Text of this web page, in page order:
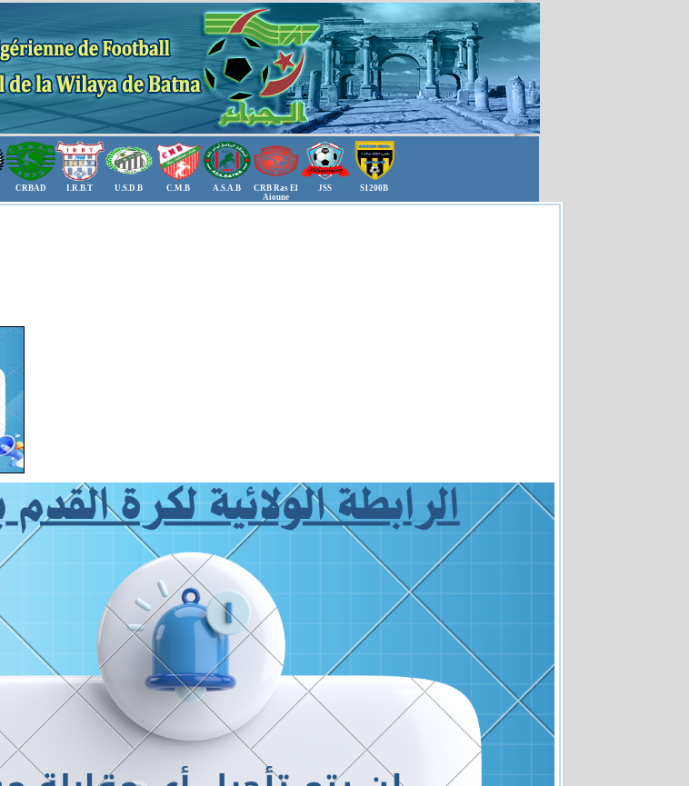
CRBAD I.R.B.T U.S.D.B C.M.B A.S.A.B
CRB Ras El
Aioune
JSS S1200B